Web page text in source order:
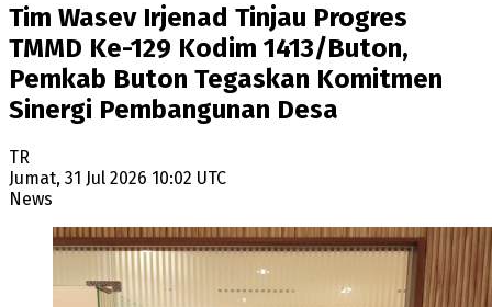
Tim Wasev Irjenad Tinjau Progres
TMMD Ke-129 Kodim 1413/Buton,
Pemkab Buton Tegaskan Komitmen
Sinergi Pembangunan Desa
TR
Jumat, 31 Jul 2026 10:02 UTC
News